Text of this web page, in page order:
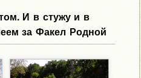
И в стужу и в
за Факел Родной